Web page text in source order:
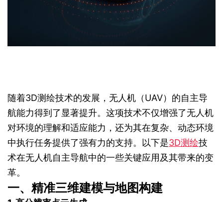
随着3D测绘技术的发展，无人机（UAV）的自主导
航能力得到了显著提升。这项技术不仅增强了无人机
对环境的理解和适应能力，还为其在复杂、动态环境
中执行任务提供了强有力的支持。以下是3D测绘技
术在无人机自主导航中的一些关键应用及其带来的变
革。
一、精准三维建模与地图构建